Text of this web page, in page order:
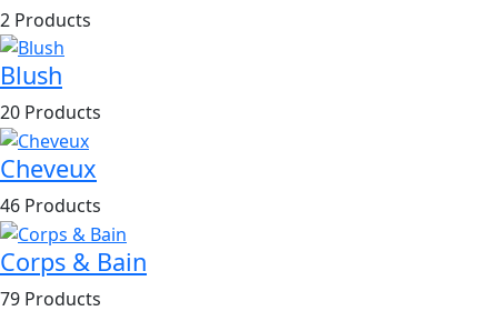
2 Products
Blush
20 Products
Cheveux
46 Products
Corps & Bain
79 Products